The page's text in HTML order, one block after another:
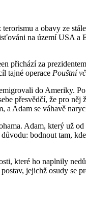
terorismu a obavy ze
na území USA
přichází za
tajné operace Pouštní
do Ameriky.
přesvědčí, že pro
a Adam se váhavě
Adam, který už
bodnout tam,
které ho naplnily
jejichž osudy se